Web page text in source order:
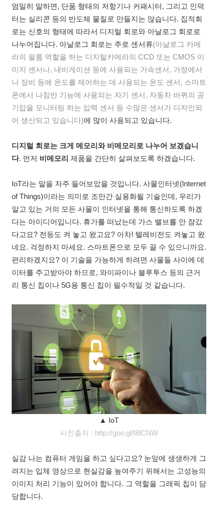
엄밀히 말하면, 단품 형태의 저항기나 커패시터, 그리고 인덕
터는 실리콘 등의 반도체 물질로 만들지는 않습니다. 집적회
로는 신호의 형태에 따라서 디지털 회로와 아날로그 회로로
나누어집니다. 아날로그 회로는 주로 센서류(아날로그 카메
라의 필름 역할을 하는 디지털카메라의 CCD 또는 CMOS 이
미지 센서나, 내비게이션 등에 사용되는 가속센서, 가정에서
나 장비 등에 온도를 제어하는 데 사용되는 온도 센서, 스마트
폰에서 나침반 기능에 사용되는 자기 센서, 자동차 바퀴의 공
기압을 모니터링 하는 압력 센서 등 수많은 센서가 디자인되
어 생산되고 있습니다)에 많이 사용되고 있습니다.
디지털 회로는 크게 메모리와 비메모리로 나누어 보겠습니
다. 먼저 비메모리 제품을 간단히 살펴보도록 하겠습니다.
IoT라는 말을 자주 들어보았을 것입니다. 사물인터넷(Internet
of Things)이라는 의미로 조만간 실용화될 기술인데, 우리가
알고 있는 거의 모든 사물이 인터넷을 통해 통신하도록 하겠
다는 아이디어입니다. 휴가를 떠났는데 가스 밸브를 안 잠갔
다고요? 전등도 켜 놓고 왔고요? 아차! 텔레비전도 켜놓고 왔
네요. 걱정하지 마세요. 스마트폰으로 모두 끌 수 있으니까요.
편리하겠지요? 이 기술을 가능하게 하려면 사물들 사이에 데
이터를 주고받아야 하므로, 와이파이나 블루투스 등의 근거
리 통신 칩이나 5G용 통신 칩이 필수적일 것 같습니다.
▲ IoT
사진출처 : http://goo.gl/I8lCNW
실감 나는 컴퓨터 게임을 하고 싶다고요? 눈앞에 생생하게 그
려지는 입체 영상으로 현실감을 높여주기 위해서는 고성능의
이미지 처리 기능이 있어야 합니다. 그 역할을 그래픽 칩이 담
당합니다.